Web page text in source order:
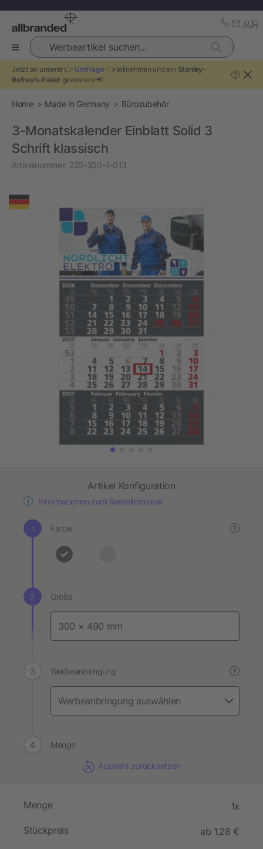
Werbeartikel suchen...
Jetzt an unserer 👉 Umfrage👈 teilnehmen und ein Stanley-
Refresh-Paket gewinnen! 📢
?
Home Made in Germany Bürozubehör
3-Monatskalender Einblatt Solid 3
Schrift klassisch
Artikelnummer: 220-350-1-013
Artikel Konfiguration
Informationen zum Bestellprozess
Farbe ?
Größe
Werbeanbringung ?
Menge
Auswahl zurücksetzen
Menge 1x
Stückpreis
ab 1,28 €